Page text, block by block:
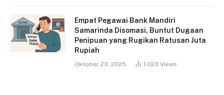
Empat Pegawai Bank Mandiri
Samarinda Disomasi, Buntut Dugaan
Penipuan yang Rugikan Ratusan Juta
Rupiah
Oktober 23, 2025 1,023 Views